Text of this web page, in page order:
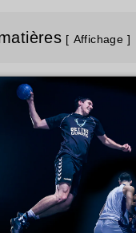
sont ennuyeuses,
problèmes. C'est
la première torsion, est
et joueuse
un certain nombre de
que privé.
non plus. Ma
Affichage